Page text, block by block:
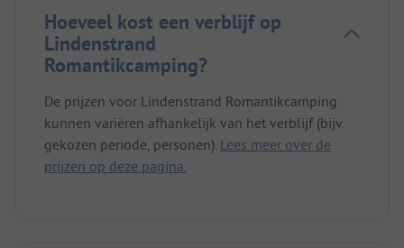
Hoeveel kost een verblijf op
Lindenstrand
Romantikcamping?
De prijzen voor Lindenstrand Romantikcamping
kunnen variëren afhankelijk van het verblijf (bijv.
gekozen periode, personen). Lees meer over de
prijzen op deze pagina.